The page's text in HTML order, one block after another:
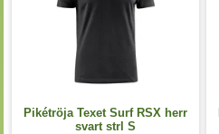
Pikétröja Texet Surf RSX herr
svart strl S